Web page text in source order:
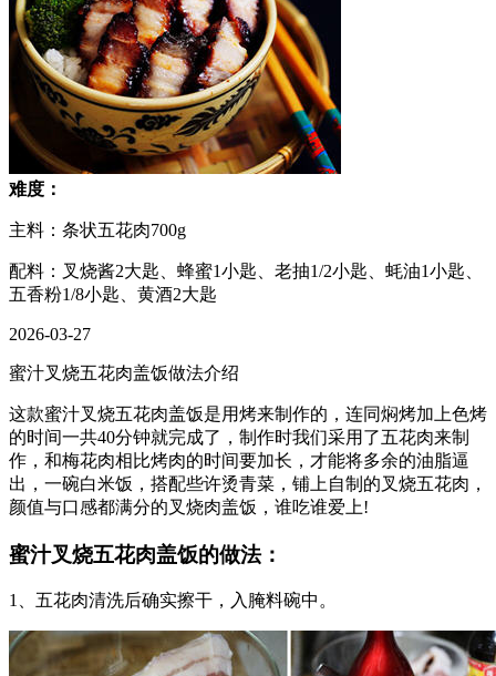
难度：
主料：条状五花肉700g
配料：叉烧酱2大匙、蜂蜜1小匙、老抽1/2小匙、蚝油1小匙、
五香粉1/8小匙、黄酒2大匙
2026-03-27
蜜汁叉烧五花肉盖饭做法介绍
这款蜜汁叉烧五花肉盖饭是用烤来制作的，连同焖烤加上色烤
的时间一共40分钟就完成了，制作时我们采用了五花肉来制
作，和梅花肉相比烤肉的时间要加长，才能将多余的油脂逼
出，一碗白米饭，搭配些许烫青菜，铺上自制的叉烧五花肉，
颜值与口感都满分的叉烧肉盖饭，谁吃谁爱上!
蜜汁叉烧五花肉盖饭的做法：
1、五花肉清洗后确实擦干，入腌料碗中。